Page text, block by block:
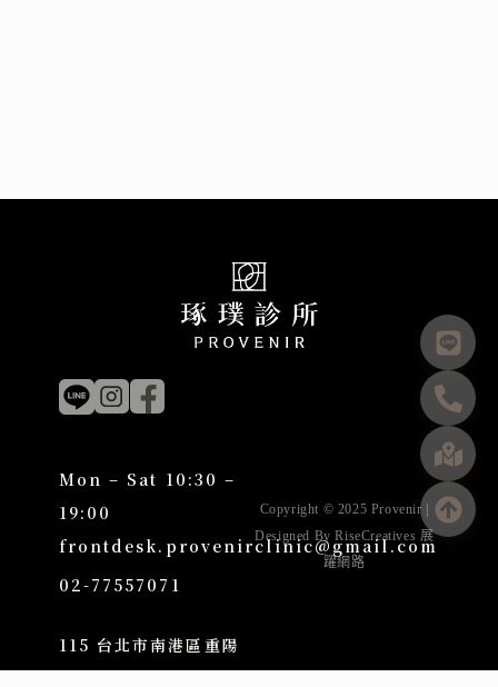
Mon – Sat 10:30 –
19:00
frontdesk.provenirclinic@gmail.com
02-77557071
115 台北市南港區重陽
路275號1樓
Copyright © 2025 Provenir |
Designed ByRiseCreatives 展
躍網路